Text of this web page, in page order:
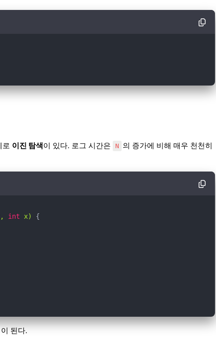
로 이진 탐색이 있다. 로그 시간은 N 의 증가에 비해 매우 천천히
int x)
이 된다.